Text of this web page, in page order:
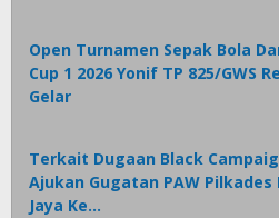
Open Turnamen Sepak Bola
Cup 1 2026 Yonif TP 825/GWS
Gelar
Terkait Dugaan Black
Ajukan Gugatan PAW Pilkades
Jaya Ke…